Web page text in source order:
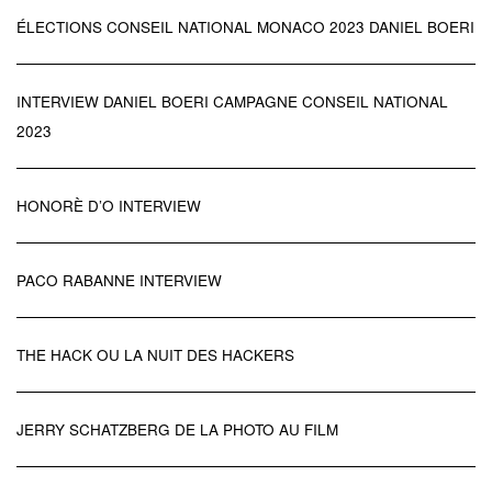
ÉLECTIONS CONSEIL NATIONAL MONACO 2023 DANIEL BOERI
INTERVIEW DANIEL BOERI CAMPAGNE CONSEIL NATIONAL
2023
HONORÈ D’O INTERVIEW
PACO RABANNE INTERVIEW
THE HACK OU LA NUIT DES HACKERS
JERRY SCHATZBERG DE LA PHOTO AU FILM